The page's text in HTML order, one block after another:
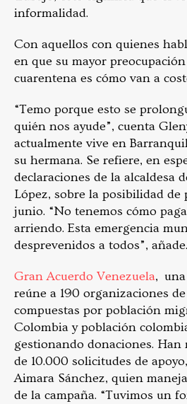
informalidad.
Con aquellos con quienes
en que su mayor
cuarentena es cómo van a
“Temo porque esto se
quién nos ayude”, cuenta
actualmente vive en
su hermana. Se refiere, en
declaraciones de la alcaldesa
López, sobre la posibilidad
junio. “No tenemos cómo
arriendo. Esta emergencia
desprevenidos a todos”, añade.
Gran Acuerdo Venezuela,
reúne a 190 organizaciones
compuestas por población
Colombia y población
gestionando donaciones.
de 10.000 solicitudes de
Aimara Sánchez, quien
de la campaña. “Tuvimos un